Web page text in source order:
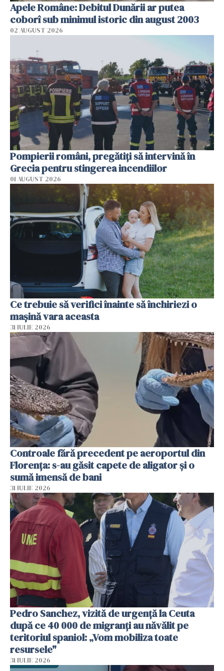
Apele Române: Debitul Dunării ar putea
coborî sub minimul istoric din august 2003
02 AUGUST 2026
Pompierii români, pregătiţi să intervină în
Grecia pentru stingerea incendiilor
01 AUGUST 2026
Ce trebuie să verifici înainte să închiriezi o
mașină vara aceasta
31 IULIE 2026
Controale fără precedent pe aeroportul din
Florența: s-au găsit capete de aligator și o
sumă imensă de bani
31 IULIE 2026
Pedro Sanchez, vizită de urgență la Ceuta
după ce 40 000 de migranți au năvălit pe
teritoriul spaniol: „Vom mobiliza toate
resursele"
31 IULIE 2026